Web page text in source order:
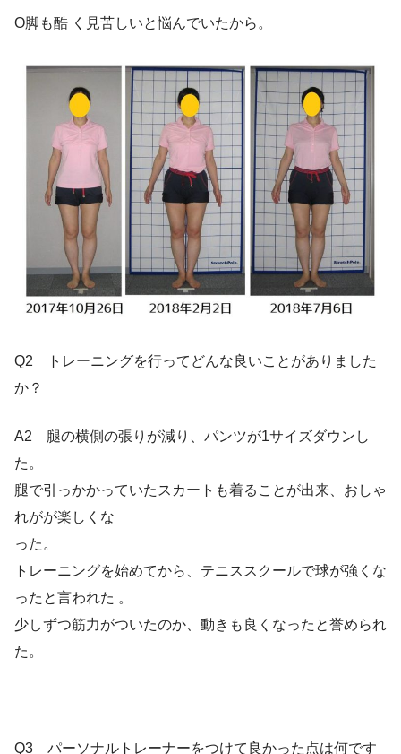
O脚も酷 く見苦しいと悩んでいたから。
Q2 トレーニングを行ってどんな良いことがありました
か？
A2 腿の横側の張りが減り、パンツが1サイズダウンし
た。
腿で引っかかっていたスカートも着ることが出来、おしゃ
れがが楽しくな
った。
トレーニングを始めてから、テニススクールで球が強くな
ったと言われた 。
少しずつ筋力がついたのか、動きも良くなったと誉められ
た。
Q3 パーソナルトレーナーをつけて良かった点は何です